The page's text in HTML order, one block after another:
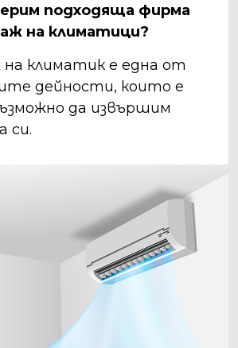
подходяща фирма
на климатици?
климатик е една от
дейности, които е
да извършим
си.